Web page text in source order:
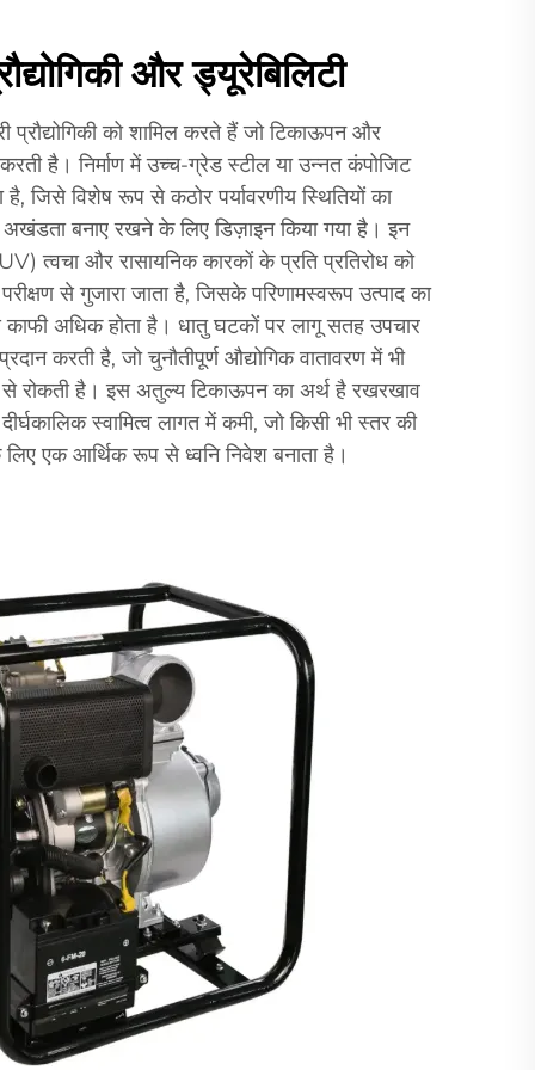
और ड्यूरेबिलिटी
प्रौद्योगिकी को शामिल करते हैं जो टिकाऊपन और
है। निर्माण में उच्च-ग्रेड स्टील या उन्नत कंपोजिट
है, जिसे विशेष रूप से कठोर पर्यावरणीय स्थितियों का
बनाए रखने के लिए डिज़ाइन किया गया है। इन
त्वचा और रासायनिक कारकों के प्रति प्रतिरोध को
से गुजारा जाता है, जिसके परिणामस्वरूप उत्पाद का
अधिक होता है। धातु घटकों पर लागू सतह उपचार
करती है, जो चुनौतीपूर्ण औद्योगिक वातावरण में भी
से रोकती है। इस अतुल्य टिकाऊपन का अर्थ है रखरखाव
स्वामित्व लागत में कमी, जो किसी भी स्तर की
लिए एक आर्थिक रूप से ध्वनि निवेश बनाता है।